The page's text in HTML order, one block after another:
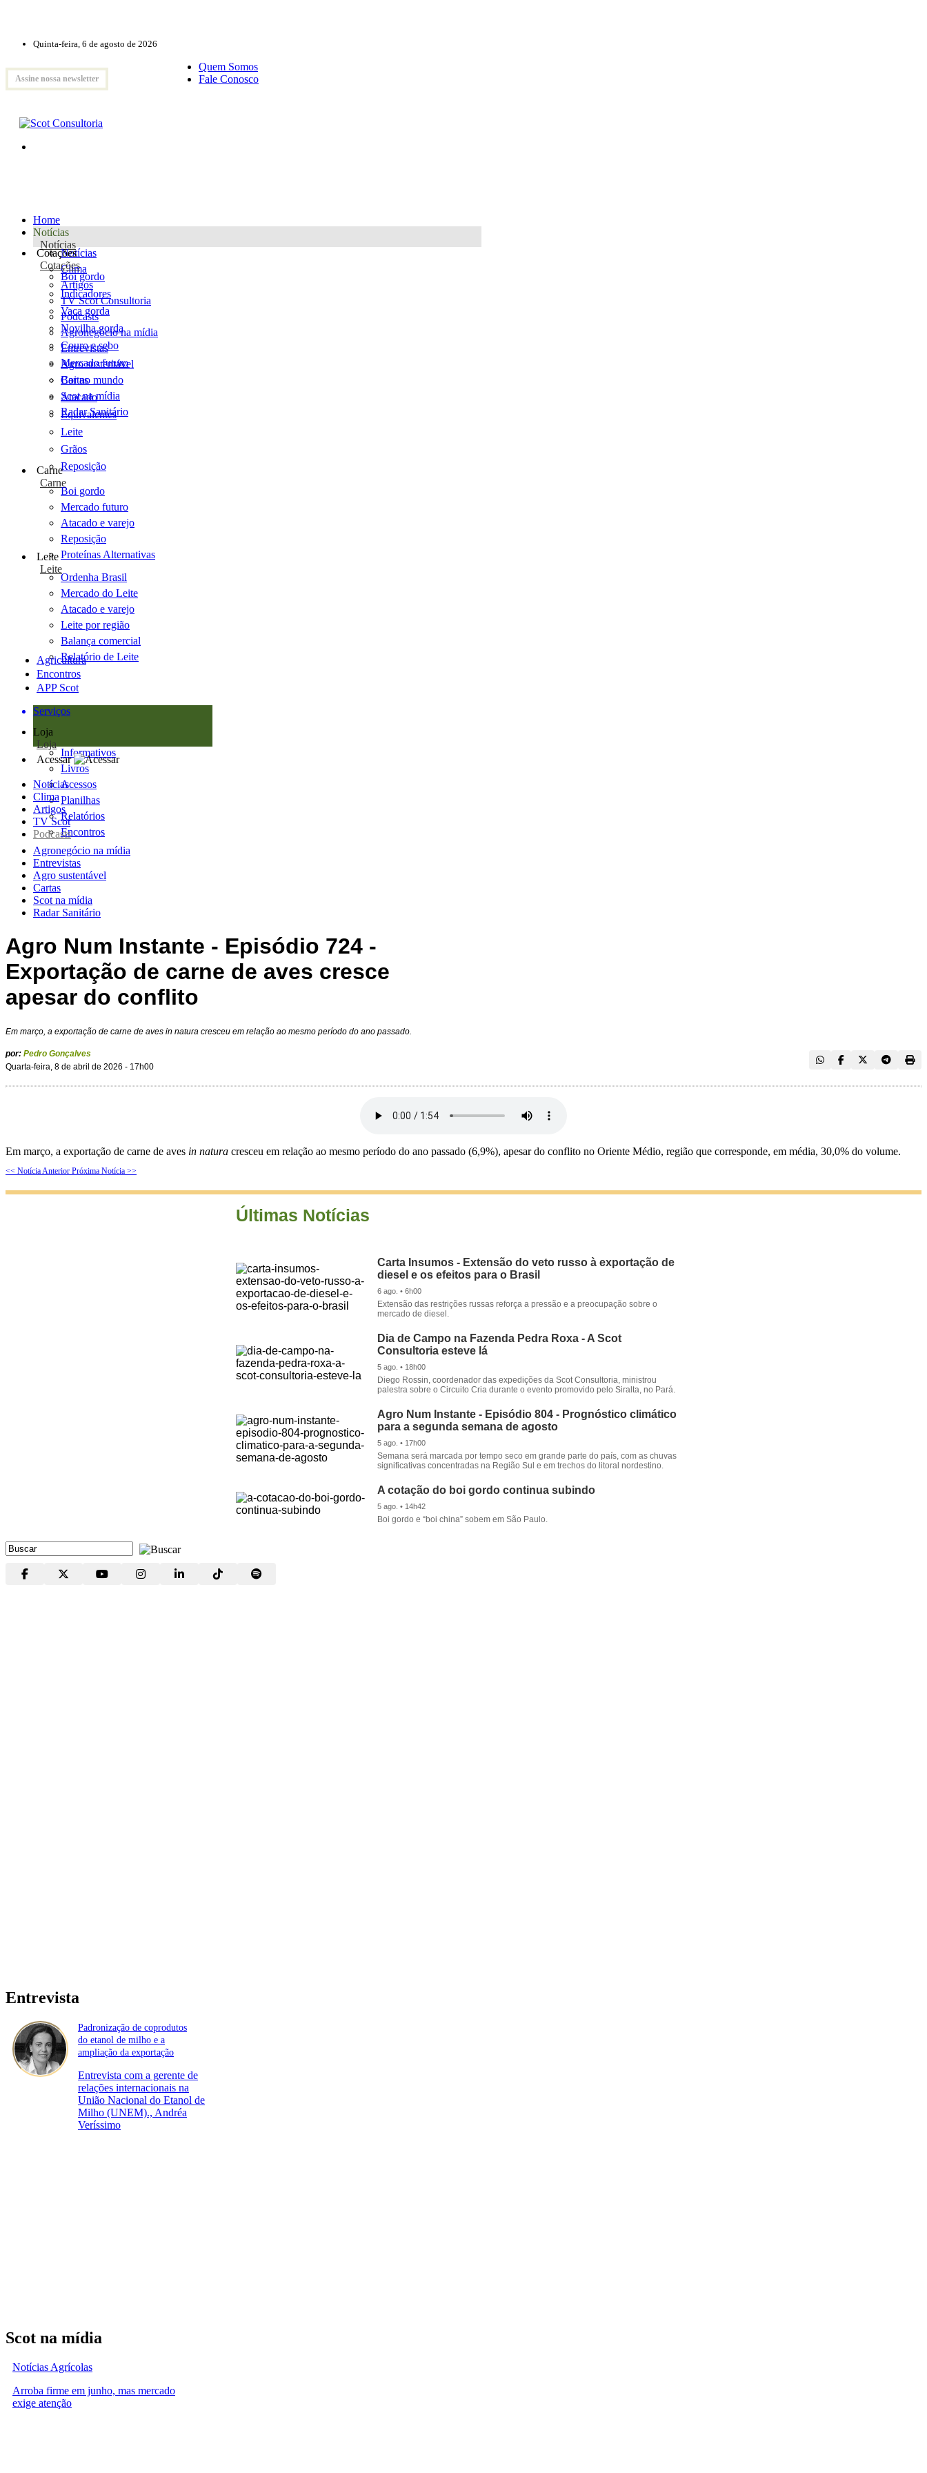
Quinta-feira, 6 de agosto de 2026
Assine nossa newsletter
Quem Somos
Fale Conosco
Home
Notícias
Notícias
Notícias
Clima
Artigos
TV Scot Consultoria
Podcasts
Agronegócio na mídia
Entrevistas
Agro sustentável
Cartas
Scot na mídia
Radar Sanitário
Cotações
Cotações
Boi gordo
Indicadores
Vaca gorda
Novilha gorda
Couro e sebo
Mercado futuro
Boi no mundo
Atacado
Equivalentes
Leite
Grãos
Reposição
Carne
Carne
Boi gordo
Mercado futuro
Atacado e varejo
Reposição
Proteínas Alternativas
Leite
Leite
Ordenha Brasil
Mercado do Leite
Atacado e varejo
Leite por região
Balança comercial
Relatório de Leite
Agricultura
Encontros
APP Scot
Serviços
Loja
Loja
Informativos
Livros
Acessos
Planilhas
Relatórios
Encontros
Acessar
Notícias
Clima
Artigos
TV Scot
Podcasts
Agronegócio na mídia
Entrevistas
Agro sustentável
Cartas
Scot na mídia
Radar Sanitário
Agro Num Instante - Episódio 724 -
Exportação de carne de aves cresce
apesar do conflito
Em março, a exportação de carne de aves in natura cresceu em relação ao mesmo período do ano passado.
por: Pedro Gonçalves
Quarta-feira, 8 de abril de 2026 - 17h00
Em março, a exportação de carne de aves in natura cresceu em relação ao mesmo período do ano passado (6,9%), apesar do conflito no Oriente Médio, região que corresponde, em média, 30,0% do volume.
<< Notícia Anterior Próxima Notícia >>
Últimas Notícias
Carta Insumos - Extensão do veto russo à exportação de
diesel e os efeitos para o Brasil
6 ago. • 6h00
Extensão das restrições russas reforça a pressão e a preocupação sobre o
mercado de diesel.
Dia de Campo na Fazenda Pedra Roxa - A Scot
Consultoria esteve lá
5 ago. • 18h00
Diego Rossin, coordenador das expedições da Scot Consultoria, ministrou
palestra sobre o Circuito Cria durante o evento promovido pelo Siralta, no Pará.
Agro Num Instante - Episódio 804 - Prognóstico climático
para a segunda semana de agosto
5 ago. • 17h00
Semana será marcada por tempo seco em grande parte do país, com as chuvas
significativas concentradas na Região Sul e em trechos do litoral nordestino.
A cotação do boi gordo continua subindo
5 ago. • 14h42
Boi gordo e “boi china” sobem em São Paulo.
Entrevista
Padronização de coprodutos
do etanol de milho e a
ampliação da exportação
Entrevista com a gerente de
relações internacionais na
União Nacional do Etanol de
Milho (UNEM)., Andréa
Veríssimo
Scot na mídia
Notícias Agrícolas
Arroba firme em junho, mas mercado
exige atenção